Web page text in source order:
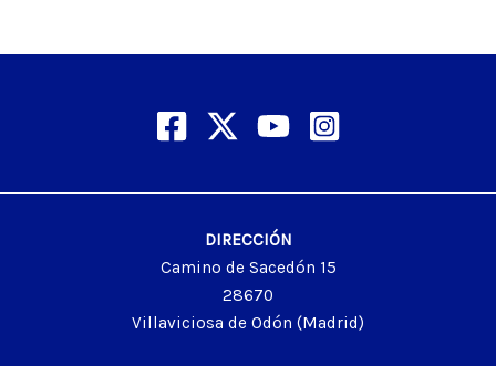
DIRECCIÓN
Camino de Sacedón 15
28670
Villaviciosa de Odón (Madrid)